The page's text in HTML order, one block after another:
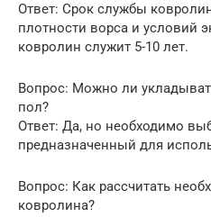
Ответ: Срок службы
плотности ворса и условий
ковролин служит 5-10 лет.
Вопрос: Можно ли
пол?
Ответ: Да, но необходимо
предназначенный для
Вопрос: Как рассчитать
ковролина?